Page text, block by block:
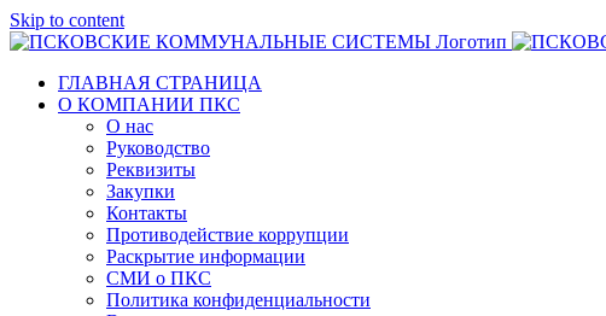
Skip to content
ГЛАВНАЯ СТРАНИЦА
О КОМПАНИИ ПКС
О нас
Руководство
Реквизиты
Закупки
Контакты
Противодействие коррупции
Раскрытие информации
СМИ о ПКС
Политика конфиденциальности